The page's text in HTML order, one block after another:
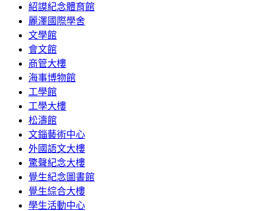
紹謨紀念體育館
麗澤國際學舍
文學館
會文館
商管大樓
海事博物館
工學館
工學大樓
松濤館
文錙藝術中心
外國語文大樓
驚聲紀念大樓
覺生紀念圖書館
覺生綜合大樓
學生活動中心